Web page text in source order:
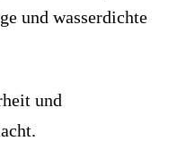
und wasserdichte
und